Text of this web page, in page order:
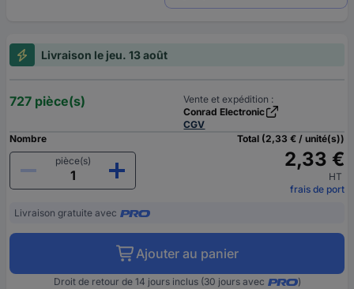
Livraison le jeu. 13 août
727 pièce(s)
Vente et expédition :
Conrad Electronic
CGV
Nombre
pièce(s)
Total (2,33 € / unité(s))
2,33 €
HT
frais de port
Livraison gratuite avec
Ajouter au panier
Droit de retour de 14 jours inclus (30 jours avec )